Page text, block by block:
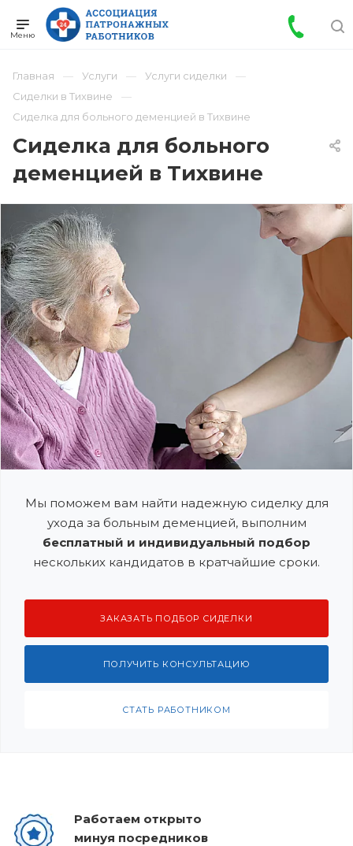
Главная Услуги
Услуги сиделки
Сиделки в Тихвине
Сиделка для больного деменцией в Тихвине
Сиделка для больного
деменцией в Тихвине
Мы поможем вам найти надежную сиделку для
ухода за больным деменцией, выполним
бесплатный и индивидуальный подбор
нескольких кандидатов в кратчайшие сроки.
ЗАКАЗАТЬ ПОДБОР СИДЕЛКИ
ПОЛУЧИТЬ КОНСУЛЬТАЦИЮ
СТАТЬ РАБОТНИКОМ
Работаем открыто
минуя посредников